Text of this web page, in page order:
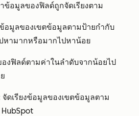
ข้อมูลของฟิลด์ถูกจัดเรียงตาม
ข้อมูลของเขตข้อมูลตามป้ายกำกับ
หามากหรือมากไปหาน้อย
องฟิลด์ตามค่าในลำดับจากน้อยไป
จัดเรียงข้อมูลของเขตข้อมูลตาม